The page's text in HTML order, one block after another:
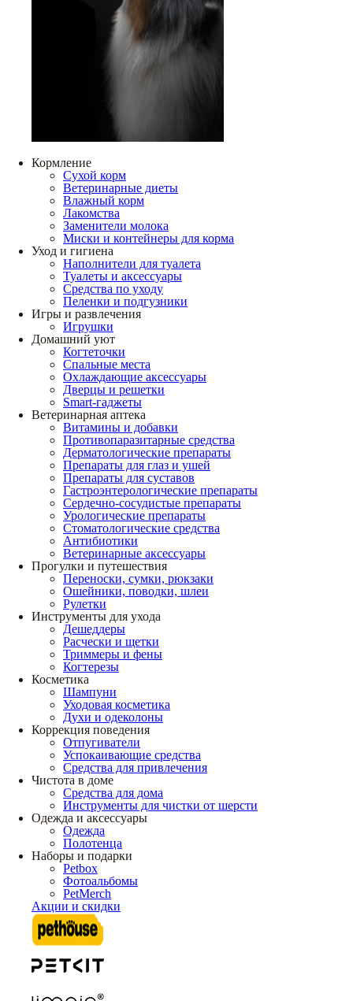
Кормление
Сухой корм
Ветеринарные диеты
Влажный корм
Лакомства
Заменители молока
Миски и контейнеры для корма
Уход и гигиена
Наполнители для туалета
Туалеты и аксессуары
Средства по уходу
Пеленки и подгузники
Игры и развлечения
Игрушки
Домашний уют
Когтеточки
Спальные места
Охлаждающие аксессуары
Дверцы и решетки
Smart-гаджеты
Ветеринарная аптека
Витамины и добавки
Противопаразитарные средства
Дерматологические препараты
Препараты для глаз и ушей
Препараты для суставов
Гастроэнтерологические препараты
Сердечно-сосудистые препараты
Урологические препараты
Стоматологические средства
Антибиотики
Ветеринарные аксессуары
Прогулки и путешествия
Переноски, сумки, рюкзаки
Ошейники, поводки, шлеи
Рулетки
Инструменты для ухода
Дешеддеры
Расчески и щетки
Триммеры и фены
Когтерезы
Косметика
Шампуни
Уходовая косметика
Духи и одеколоны
Коррекция поведения
Отпугиватели
Успокаивающие средства
Средства для привлечения
Чистота в доме
Средства для дома
Инструменты для чистки от шерсти
Одежда и аксессуары
Одежда
Полотенца
Наборы и подарки
Petbox
Фотоальбомы
PetMerch
Акции и скидки